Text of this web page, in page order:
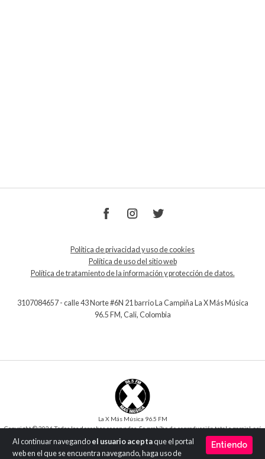
Al continuar navegando el usuario aceptaque el portal
web en el que se encuentra navegando, haga uso de
Entiendo
Política de privacidad y uso de cookies
Política de uso del sitio web
Política de tratamiento de la información y protección de datos.
3107084657 - calle 43 Norte #6N 21 barrio La Campiña La X Más Música
96.5 FM, Cali, Colombia
La X Más Música 96.5 FM
Copyright © 2026 Todos los derechos reservados. Se prohíbe de reproducción total o parcial, así
como su traducción a cualquier idioma sin la autorización escrita del titular.
Desarrollo y Diseño
SilverIT
Versión 1.0